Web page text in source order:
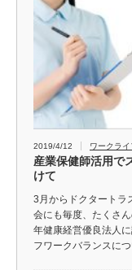
2019/4/12 ワークライ
産業保健師活用で
けて
3月からドクタートラ
会にも毎度、たくさ
年健康経営優良法人
フワークバランスに